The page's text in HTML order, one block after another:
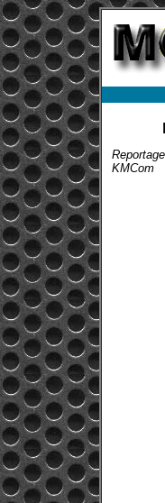
KMCom